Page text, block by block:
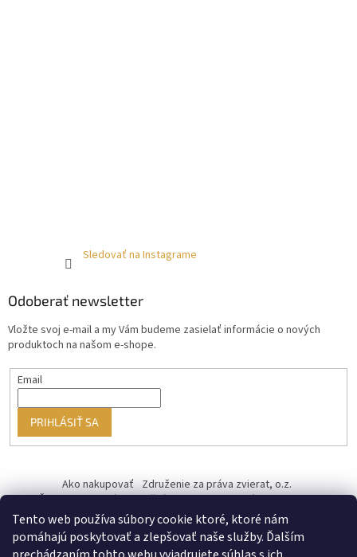
Tento web používa súbory cookie ktoré, ktoré nám
pomáhajú poskytovať a zlepšovať naše služby. Ďalším
Sledovať na Instagrame
Odoberať newsletter
Vložte svoj e-mail a my Vám budeme zasielať informácie o nových
produktoch na našom e-shope.
Email
PRIHLÁSIŤ SA
Ako nakupovať Združenie za práva zvierat, o.z.
Československý kastračný program Informácie o cookies
od ♥ vybudoval Filip Minár